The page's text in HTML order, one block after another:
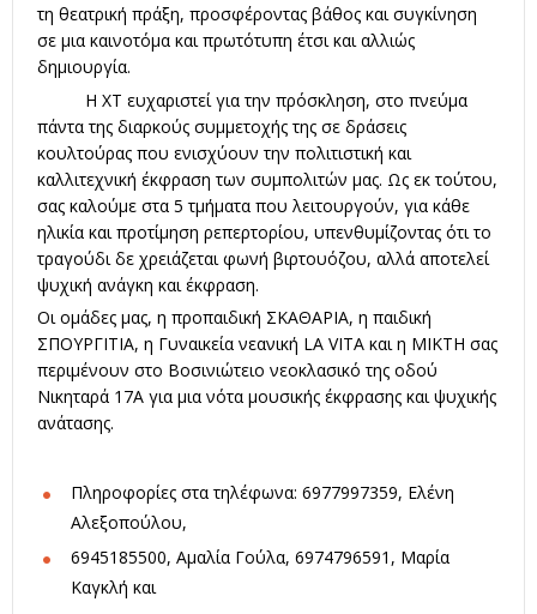
τη θεατρική πράξη, προσφέροντας βάθος και συγκίνηση
σε μια καινοτόμα και πρωτότυπη έτσι και αλλιώς
δημιουργία.
Η ΧΤ ευχαριστεί για την πρόσκληση, στο πνεύμα
πάντα της διαρκούς συμμετοχής της σε δράσεις
κουλτούρας που ενισχύουν την πολιτιστική και
καλλιτεχνική έκφραση των συμπολιτών μας. Ως εκ τούτου,
σας καλούμε στα 5 τμήματα που λειτουργούν, για κάθε
ηλικία και προτίμηση ρεπερτορίου, υπενθυμίζοντας ότι το
τραγούδι δε χρειάζεται φωνή βιρτουόζου, αλλά αποτελεί
ψυχική ανάγκη και έκφραση.
Οι ομάδες μας, η προπαιδική ΣΚΑΘΑΡΙΑ, η παιδική
ΣΠΟΥΡΓΙΤΙΑ, η Γυναικεία νεανική LA VITA και η ΜΙΚΤΗ σας
περιμένουν στο Βοσινιώτειο νεοκλασικό της οδού
Νικηταρά 17Α για μια νότα μουσικής έκφρασης και ψυχικής
ανάτασης.
Πληροφορίες στα τηλέφωνα: 6977997359, Ελένη
Αλεξοπούλου,
6945185500, Αμαλία Γούλα, 6974796591, Μαρία
Καγκλή και